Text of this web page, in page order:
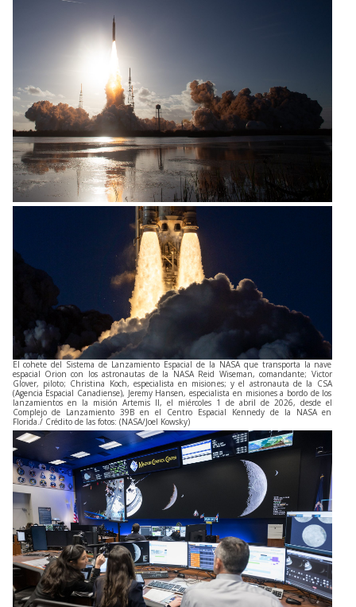
El cohete del Sistema de Lanzamiento Espacial de la NASA que transporta la nave
espacial Orion con los astronautas de la NASA Reid Wiseman, comandante; Victor
Glover, piloto; Christina Koch, especialista en misiones; y el astronauta de la CSA
(Agencia Espacial Canadiense), Jeremy Hansen, especialista en misiones a bordo de los
lanzamientos en la misión Artemis II, el miércoles 1 de abril de 2026, desde el
Complejo de Lanzamiento 39B en el Centro Espacial Kennedy de la NASA en
Florida./ Crédito de las fotos: (NASA/Joel Kowsky)